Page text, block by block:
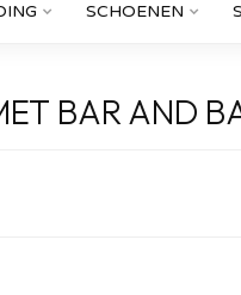
SCHOENEN
BAR AND